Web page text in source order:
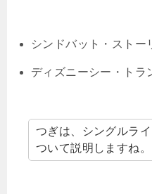
シンドバット・ストー
ディズニーシー・トラ
つぎは、シングルラ
ついて説明しますね。